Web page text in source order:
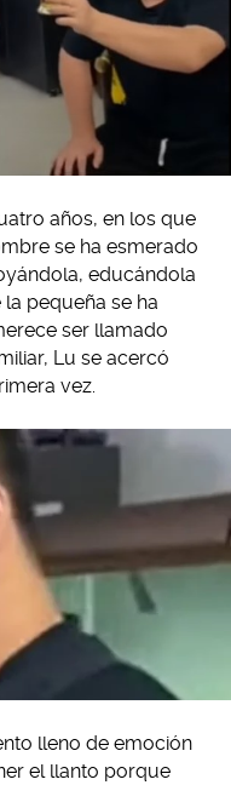
años, en los que
se ha esmerado
educándola
pequeña se ha
ser llamado
Lu se acercó
vez.
lleno de emoción
el llanto porque